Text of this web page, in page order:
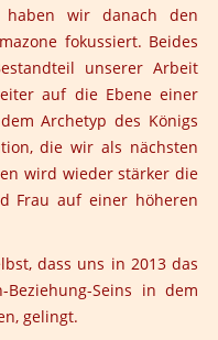
wir danach den
fokussiert. Beides
unserer Arbeit
auf die Ebene einer
Archetyp des Königs
die wir als nächsten
wird wieder stärker die
Frau auf einer höheren
dass uns in 2013 das
Seins in dem
gelingt.